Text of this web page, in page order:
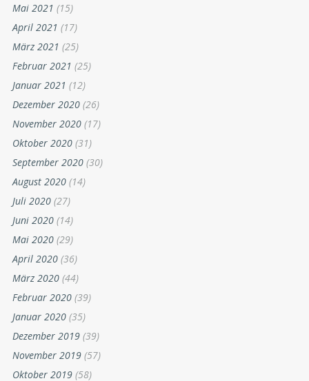
Mai 2021 (15)
April 2021 (17)
März 2021 (25)
Februar 2021 (25)
Januar 2021 (12)
Dezember 2020 (26)
November 2020 (17)
Oktober 2020 (31)
September 2020 (30)
August 2020 (14)
Juli 2020 (27)
Juni 2020 (14)
Mai 2020 (29)
April 2020 (36)
März 2020 (44)
Februar 2020 (39)
Januar 2020 (35)
Dezember 2019 (39)
November 2019 (57)
Oktober 2019 (58)